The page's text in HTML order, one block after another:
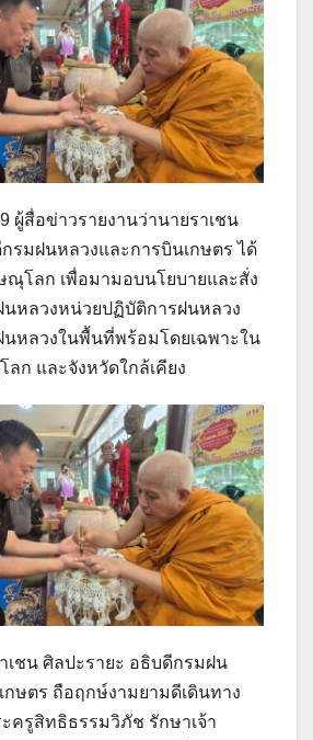
ผู้สื่อข่าวรายงานว่านายราเชน
รมฝนหลวงและการบินเกษตร ได้
ณุโลก เพื่อมามอบนโยบายและสั่ง
นหลวงหน่วยปฏิบัติการฝนหลวง
หลวงในพื้นที่พร้อมโดยเฉพาะใน
ก และจังหวัดใกล้เคียง
เชน ศิลปะรายะ อธิบดีกรมฝน
กษตร ถือฤกษ์งามยามดีเดินทาง
ครูสิทธิธรรมวิภัช รักษาเจ้า